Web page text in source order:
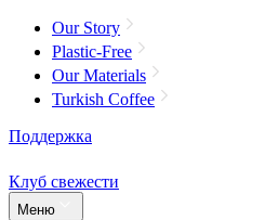
Our Story
Plastic-Free
Our Materials
Turkish Coffee
Поддержка
Клуб свежести
Меню